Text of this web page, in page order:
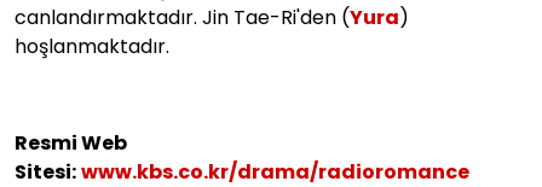
canlandırmaktadır. Jin Tae-Ri'den (Yura)
hoşlanmaktadır.
Resmi Web
Sitesi:www.kbs.co.kr/drama/radioromance